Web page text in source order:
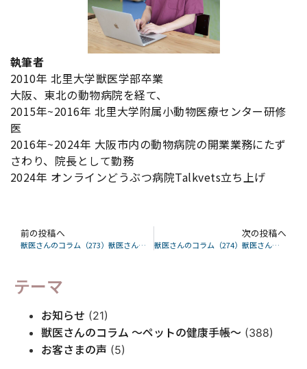
執筆者
2010年 北里大学獣医学部卒業
大阪、東北の動物病院を経て、
2015年~2016年 北里大学附属小動物医療センター研修
医
2016年~2024年 大阪市内の動物病院の開業業務にたず
さわり、院長として勤務
2024年 オンラインどうぶつ病院Talkvets立ち上げ
前の投稿へ
獣医さんのコラム（273）獣医さんが解説するお腹を下しがちな子は注意!こんな病気のことも?~犬編~
次の投稿へ
獣医さんのコラム（274）獣医さんが解説するお腹の緩い猫は注意！病気が隠れてる？
テーマ
お知らせ (21)
獣医さんのコラム 〜ペットの健康手帳〜 (388)
お客さまの声 (5)